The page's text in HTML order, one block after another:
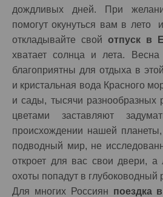
дождливых дней. При
помогут окунуться вам в лето
откладывайте свой отпуск в
хватает солнца и лета.
благоприятны для отдыха в
и кристальная вода Красного
и сады, тысячи разнообразных
цветами заставляют
происхождении нашей
подводный мир, не
откроет для вас свои двери, а
охоты попадут в глубоководный
Для многих Россиян поездка